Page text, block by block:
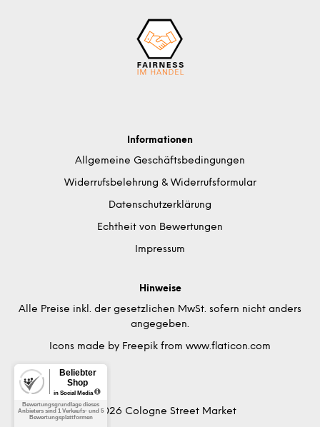
Informationen
Allgemeine Geschäftsbedingungen
Widerrufsbelehrung & Widerrufsformular
Datenschutzerklärung
Echtheit von Bewertungen
Impressum
Hinweise
Alle Preise inkl. der gesetzlichen MwSt. sofern nicht anders
angegeben.
Icons made by Freepik from www.flaticon.com
© 2026 Cologne Street Market